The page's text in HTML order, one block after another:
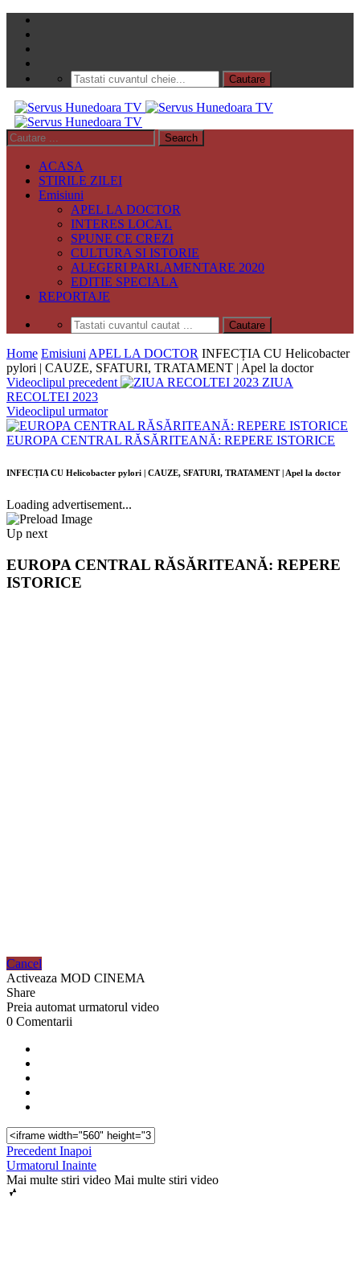
ACASA
STIRILE ZILEI
Emisiuni
APEL LA DOCTOR
INTERES LOCAL
SPUNE CE CREZI
CULTURA SI ISTORIE
ALEGERI PARLAMENTARE 2020
EDITIE SPECIALA
REPORTAJE
Home Emisiuni APEL LA DOCTOR INFECȚIA CU Helicobacter
pylori | CAUZE, SFATURI, TRATAMENT | Apel la doctor
Videoclipul precedent
ZIUA
RECOLTEI 2023
Videoclipul urmator
EUROPA CENTRAL RĂSĂRITEANĂ: REPERE ISTORICE
INFECȚIA CU Helicobacter pylori | CAUZE, SFATURI, TRATAMENT | Apel la doctor
Loading advertisement...
Up next
EUROPA CENTRAL RĂSĂRITEANĂ: REPERE
ISTORICE
Cancel
Activeaza MOD CINEMA
Share
Preia automat urmatorul video
0 Comentarii
Precedent Inapoi
Urmatorul Inainte
Mai multe stiri video Mai multe stiri video